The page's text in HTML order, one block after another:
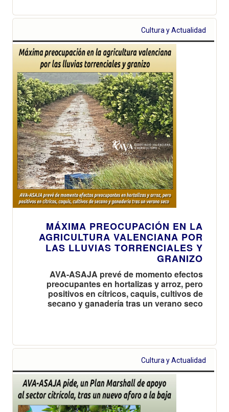
Cultura y Actualidad
MÁXIMA PREOCUPACIÓN EN LA
AGRICULTURA VALENCIANA POR
LAS LLUVIAS TORRENCIALES Y
GRANIZO
AVA-ASAJA prevé de momento efectos
preocupantes en hortalizas y arroz, pero
positivos en cítricos, caquis, cultivos de
secano y ganadería tras un verano seco
Cultura y Actualidad